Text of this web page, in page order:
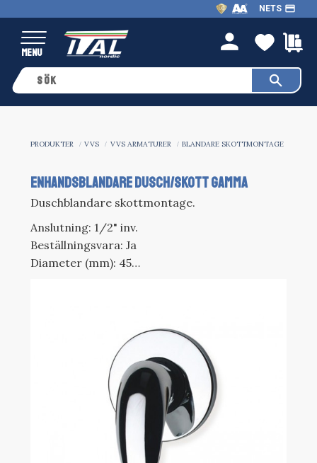
Meny
NETS payment
person
PRODUKTER VVS VVS ARMATURER BLANDARE SKOTTMONTAGE
ENHANDSBLANDARE DUSCH/SKOTT GAMMA
Duschblandare skottmontage.
Anslutning: 1/2" inv.
Beställningsvara: Ja
Diameter (mm): 45